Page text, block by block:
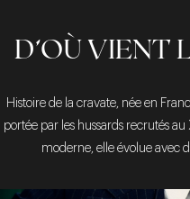
D’OÙ VIENT
Histoire de la cravate, née en
portée par les hussards recrutés
moderne, elle évolue avec